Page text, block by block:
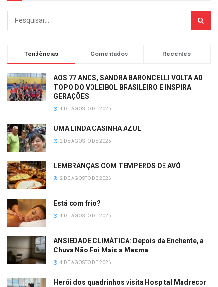
Tendências Comentados Recentes
AOS 77 ANOS, SANDRA BARONCELLI VOLTA AO
TOPO DO VOLEIBOL BRASILEIRO E INSPIRA
GERAÇÕES
4 DE AGOSTO DE 2026
UMA LINDA CASINHA AZUL
2 DE AGOSTO DE 2026
LEMBRANÇAS COM TEMPEROS DE AVÓ
2 DE AGOSTO DE 2026
Está com frio?
4 DE AGOSTO DE 2026
ANSIEDADE CLIMÁTICA: Depois da Enchente, a
Chuva Não Foi Mais a Mesma
4 DE AGOSTO DE 2026
Herói dos quadrinhos visita Hospital Madrecor